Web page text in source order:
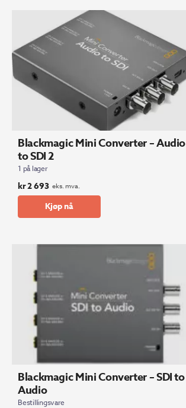
Blackmagic Mini Converter – Audio
to SDI 2
1 på lager
kr2 693 eks. mva.
Kjøp nå
Blackmagic Mini Converter – SDI to
Audio
Bestillingsvare